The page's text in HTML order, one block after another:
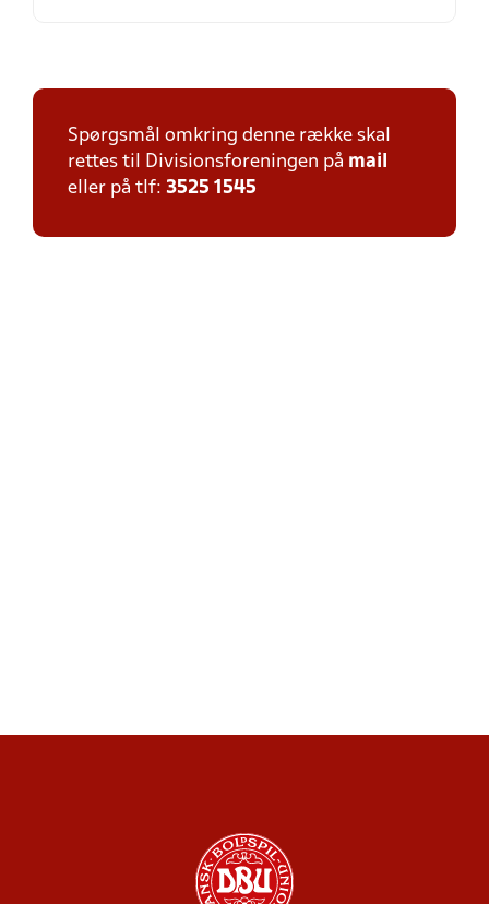
Spørgsmål omkring denne række skal
rettes til Divisionsforeningen på mail
eller på tlf: 3525 1545